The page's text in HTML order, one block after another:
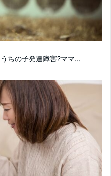
ちの子発達障害?ママ...